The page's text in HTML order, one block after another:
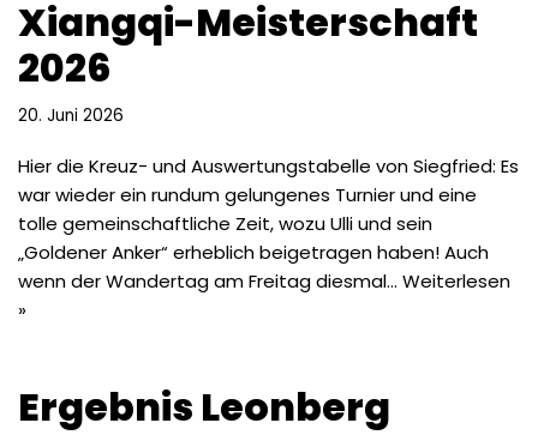
Xiangqi-Meisterschaft
2026
20. Juni 2026
Hier die Kreuz- und Auswertungstabelle von Siegfried: Es
war wieder ein rundum gelungenes Turnier und eine
tolle gemeinschaftliche Zeit, wozu Ulli und sein
„Goldener Anker“ erheblich beigetragen haben! Auch
wenn der Wandertag am Freitag diesmal… Weiterlesen
»
Ergebnis Leonberg